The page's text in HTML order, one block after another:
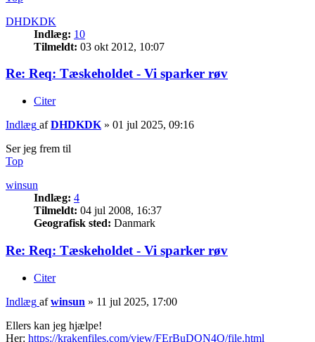
DHDKDK
Indlæg: 10
Tilmeldt: 03 okt 2012, 10:07
Re: Req: Tæskeholdet - Vi sparker røv
Citer
Indlæg afDHDKDK » 01 jul 2025, 09:16
Ser jeg frem til
Top
winsun
Indlæg: 4
Tilmeldt: 04 jul 2008, 16:37
Geografisk sted: Danmark
Re: Req: Tæskeholdet - Vi sparker røv
Citer
Indlæg afwinsun » 11 jul 2025, 17:00
Ellers kan jeg hjælpe!
Her: https://krakenfiles.com/view/FErBuDQN4Q/file.html